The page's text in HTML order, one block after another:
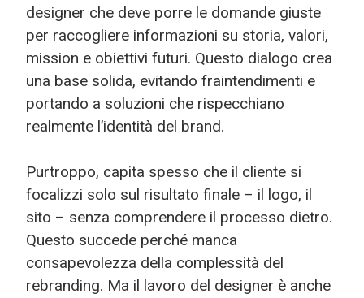
designer che deve porre le domande giuste
per raccogliere informazioni su storia, valori,
mission e obiettivi futuri. Questo dialogo crea
una base solida, evitando fraintendimenti e
portando a soluzioni che rispecchiano
realmente l’identità del brand.
Purtroppo, capita spesso che il cliente si
focalizzi solo sul risultato finale – il logo, il
sito – senza comprendere il processo dietro.
Questo succede perché manca
consapevolezza della complessità del
rebranding. Ma il lavoro del designer è anche